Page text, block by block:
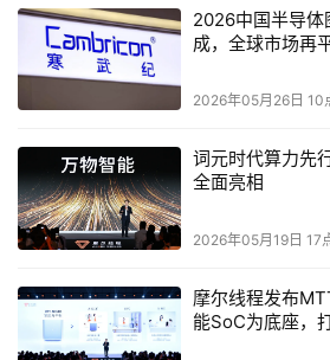
专业的设计支持，以及对客户成功的
了强大的后盾。
我们的经验表明，客户通常会在代
架构，因为它具有更高的可靠性，可
提供更高的读取性能，而且非常便于
NOR和ORNAND架构，我们已在
MirrorBit技术扩展到更高的容量。
有MirrorBit技术在代码存储方面
MirrorBit技术的用途拓展到无线设备
2026中国半导体
成，全球市场再
2026年05月26日 10
词元时代算力先
全面亮相
2026年05月19日 17
摩尔线程发布
能SoC为底座，